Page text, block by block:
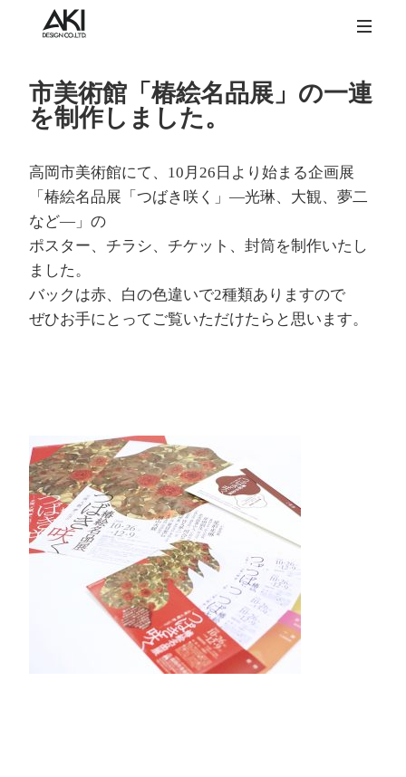
市美術館「椿絵名品展」の一連
を制作しました。
高岡市美術館にて、10月26日より始まる企画展
「椿絵名品展「つばき咲く」―光琳、大観、夢二
など―」の
ポスター、チラシ、チケット、封筒を制作いたし
ました。
バックは赤、白の色違いで2種類ありますので
ぜひお手にとってご覧いただけたらと思います。